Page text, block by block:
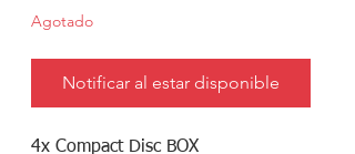
Agotado
Notificar al estar disponible
4x Compact Disc BOX